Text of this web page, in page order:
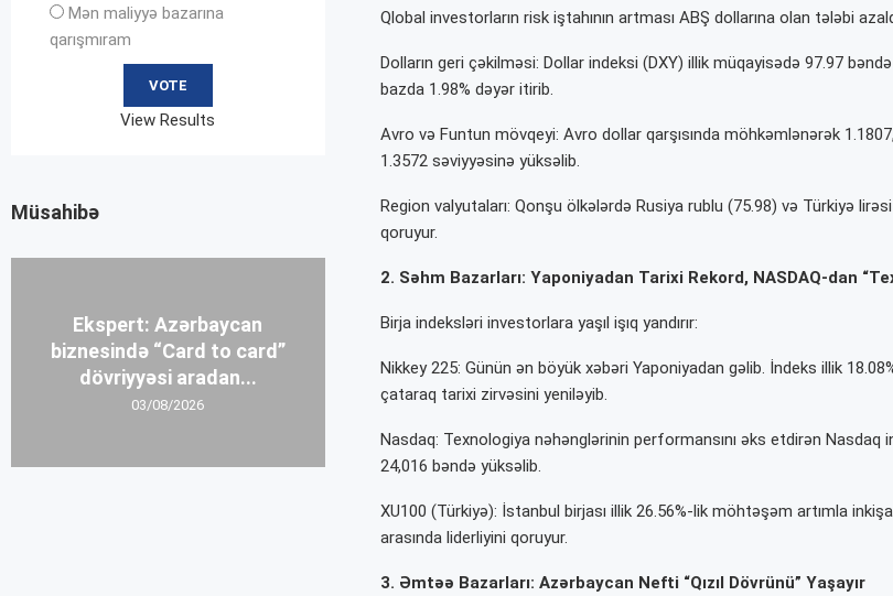
Qlobal investorların risk iştahının artması ABŞ dollarına olan tələbi
Dolların geri çəkilməsi: Dollar indeksi (DXY) illik müqayisədə 97.97
bazda 1.98% dəyər itirib.
Avro və Funtun mövqeyi: Avro dollar qarşısında möhkəmlənərək
1.3572 səviyyəsinə yüksəlib.
Region valyutaları: Qonşu ölkələrdə Rusiya rublu (75.98) və Türkiyə
qoruyur.
2. Səhm Bazarları: Yaponiyadan Tarixi Rekord, NASDAQ-dan
Birja indeksləri investorlara yaşıl işıq yandırır:
Nikkey 225: Günün ən böyük xəbəri Yaponiyadan gəlib. İndeks illik
çataraq tarixi zirvəsini yeniləyib.
Nasdaq: Texnologiya nəhənglərinin performansını əks etdirən Nasdaq
24,016 bəndə yüksəlib.
XU100 (Türkiyə): İstanbul birjası illik 26.56%-lik möhtəşəm artımla
arasında liderliyini qoruyur.
3. Əmtəə Bazarları: Azərbaycan Nefti “Qızıl Dövrünü” Yaşayır
Mən maliyyə bazarına
qarışmıram
View Results
Müsahibə
Ekspert: Azərbaycan
biznesində “Card to card”
dövriyyəsi aradan...
03/08/2026